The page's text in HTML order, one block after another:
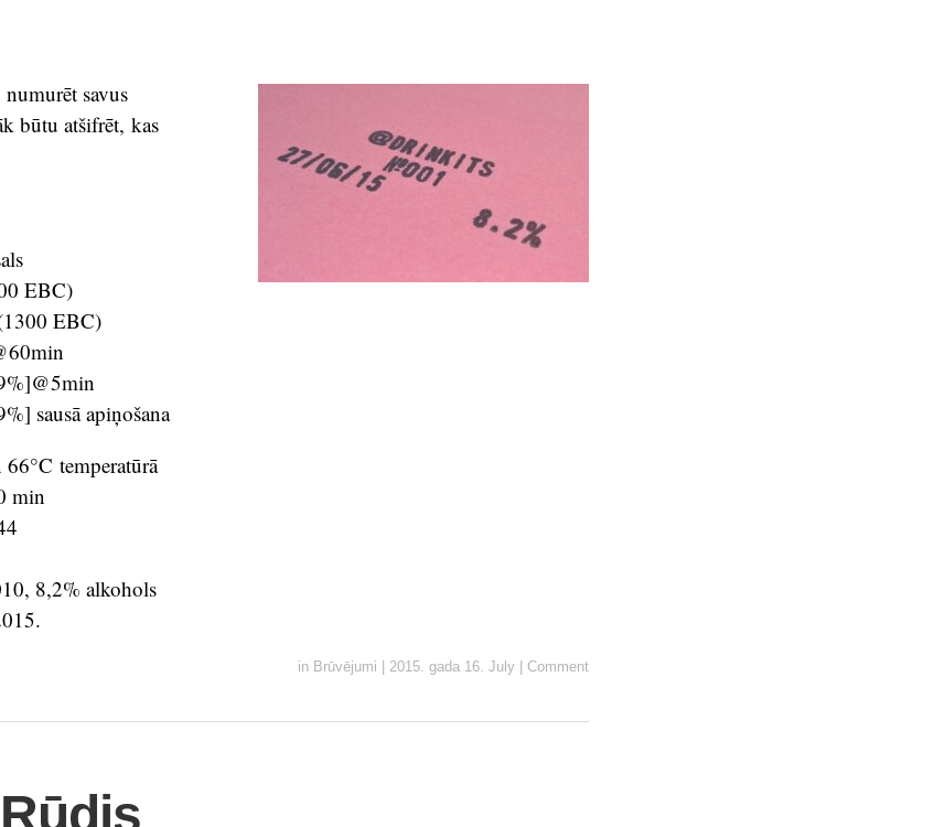
savus
būtu atšifrēt, kas
EBC)
EBC)
sausā apiņošana
temperatūrā
min
8,2% alkohols
in Brūvējumi 2015. gada 16. July Comment